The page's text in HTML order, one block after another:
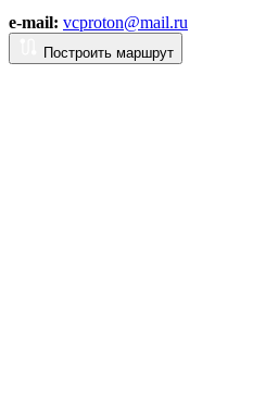
e-mail: vcproton@mail.ru
Построить маршрут